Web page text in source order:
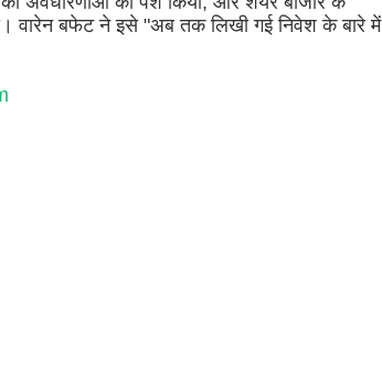
वारेन बफेट ने इसे "अब तक लिखी गई निवेश के बारे में